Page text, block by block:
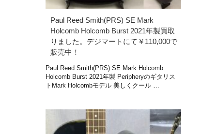
Paul Reed Smith(PRS) SE Mark
Holcomb Holcomb Burst 2021年製買取
りました。デジマートにて￥110,000で
販売中！
Paul Reed Smith(PRS) SE Mark Holcomb
Holcomb Burst 2021年製 Peripheryのギタリス
トMark Holcombモデル 美しくクール …